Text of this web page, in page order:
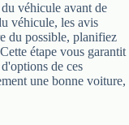
véhicule avant de
véhicule, les avis
du possible, planifiez
étape vous garantit
de ces
une bonne voiture,